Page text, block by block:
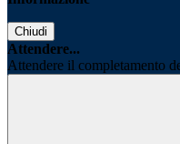
Chiudi
Attendere...
Attendere il completamento